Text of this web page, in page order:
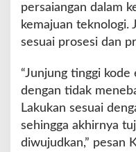
persaiangan dalam
kemajuan teknologi.
sesuai prosesi dan
“Junjung tinggi
dengan tidak
Lakukan sesuai
sehingga akhirnya
diwujudkan,” pesan